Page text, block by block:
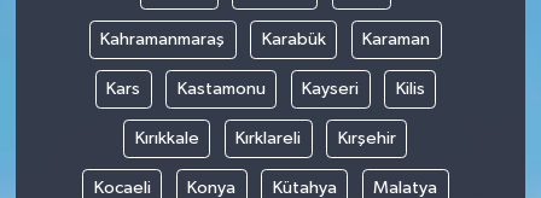
Kahramanmaraş Karabük Karaman
Kars Kastamonu Kayseri Kilis
Kırıkkale Kırklareli Kırşehir
Kocaeli Konya Kütahya Malatya